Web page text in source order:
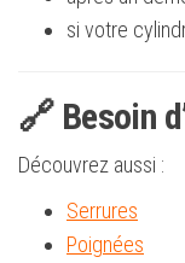
si votre
🔗 Besoin
Découvrez aussi :
Serrures
Poignées